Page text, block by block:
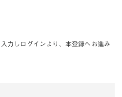
力しログインより、本登録へお進み